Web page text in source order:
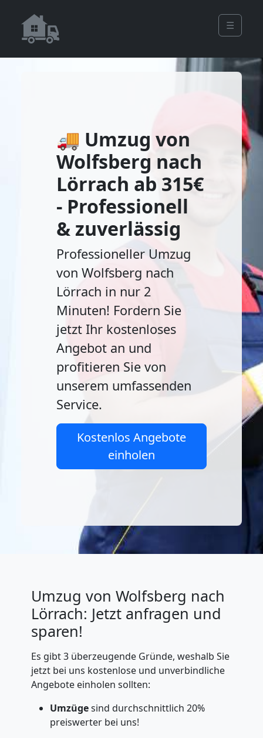
☰
🚚 Umzug von
Wolfsberg nach
Lörrach ab 315€
- Professionell
& zuverlässig
Professioneller Umzug
von Wolfsberg nach
Lörrach in nur 2
Minuten! Fordern Sie
jetzt Ihr kostenloses
Angebot an und
profitieren Sie von
unserem umfassenden
Service.
Kostenlos Angebote
einholen
Umzug von Wolfsberg nach
Lörrach: Jetzt anfragen und
sparen!
Es gibt 3 überzeugende Gründe, weshalb Sie
jetzt bei uns kostenlose und unverbindliche
Angebote einholen sollten:
Umzügesind durchschnittlich 20%
preiswerter bei uns!